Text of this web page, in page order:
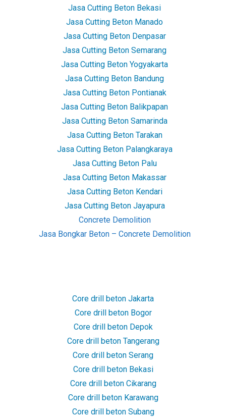
Jasa Cutting Beton Bekasi
Jasa Cutting Beton Manado
Jasa Cutting Beton Denpasar
Jasa Cutting Beton Semarang
Jasa Cutting Beton Yogyakarta
Jasa Cutting Beton Bandung
Jasa Cutting Beton Pontianak
Jasa Cutting Beton Balikpapan
Jasa Cutting Beton Samarinda
Jasa Cutting Beton Tarakan
Jasa Cutting Beton Palangkaraya
Jasa Cutting Beton Palu
Jasa Cutting Beton Makassar
Jasa Cutting Beton Kendari
Jasa Cutting Beton Jayapura
Concrete Demolition
Jasa Bongkar Beton – Concrete Demolition
Core drill beton Jakarta
Core drill beton Bogor
Core drill beton Depok
Core drill beton Tangerang
Core drill beton Serang
Core drill beton Bekasi
Core drill beton Cikarang
Core drill beton Karawang
Core drill beton Subang